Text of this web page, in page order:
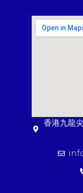
香港九龍